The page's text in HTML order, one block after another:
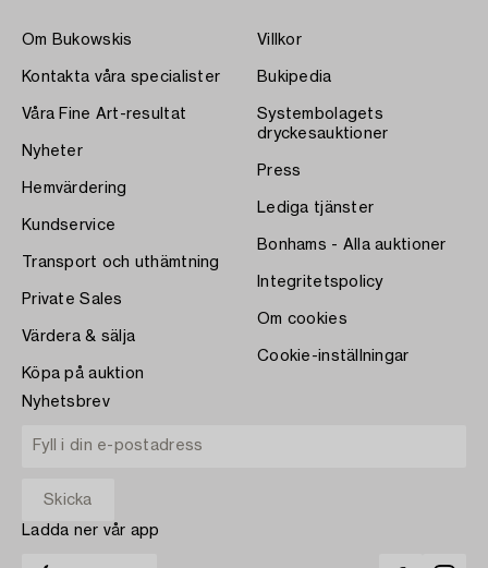
Om Bukowskis
Kontakta våra specialister
Våra Fine Art-resultat
Nyheter
Hemvärdering
Kundservice
Transport och uthämtning
Private Sales
Värdera & sälja
Köpa på auktion
Villkor
Bukipedia
Systembolagets
dryckesauktioner
Press
Lediga tjänster
Bonhams - Alla auktioner
Integritetspolicy
Om cookies
Cookie-inställningar
Nyhetsbrev
Ladda ner vår app